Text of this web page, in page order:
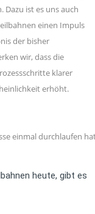
ist es uns auch
einen Impuls
der bisher
wir, dass die
klarer
erhöht.
einmal durchlaufen
heute, gibt es